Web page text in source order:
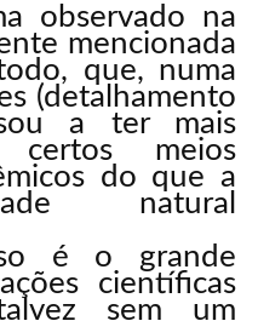
observado na
mencionada
que, numa
(detalhamento
a ter mais
certos meios
do que a
natural
é o grande
científicas
sem um